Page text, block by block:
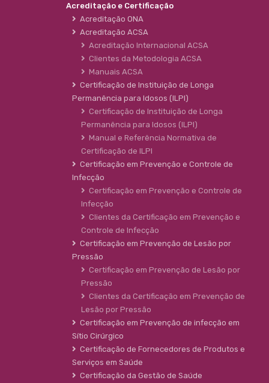
Acreditação e Certificação
Acreditação ONA
Acreditação ACSA
Acreditação Internacional ACSA
Clientes da Metodologia ACSA
Manuais ACSA
Certificação de Instituição de Longa
Permanência para Idosos (ILPI)
Certificação de Instituição de Longa
Permanência para Idosos (ILPI)
Manual e Referência Normativa de
Certificação de ILPI
Certificação em Prevenção e Controle de
Infecção
Certificação em Prevenção e Controle de
Infecção
Clientes da Certificação em Prevenção e
Controle de Infecção
Certificação em Prevenção de Lesão por
Pressão
Certificação em Prevenção de Lesão por
Pressão
Clientes da Certificação em Prevenção de
Lesão por Pressão
Certificação em Prevenção de infecção em
Sítio Cirúrgico
Certificação de Fornecedores de Produtos e
Serviços em Saúde
Certificação da Gestão de Saúde